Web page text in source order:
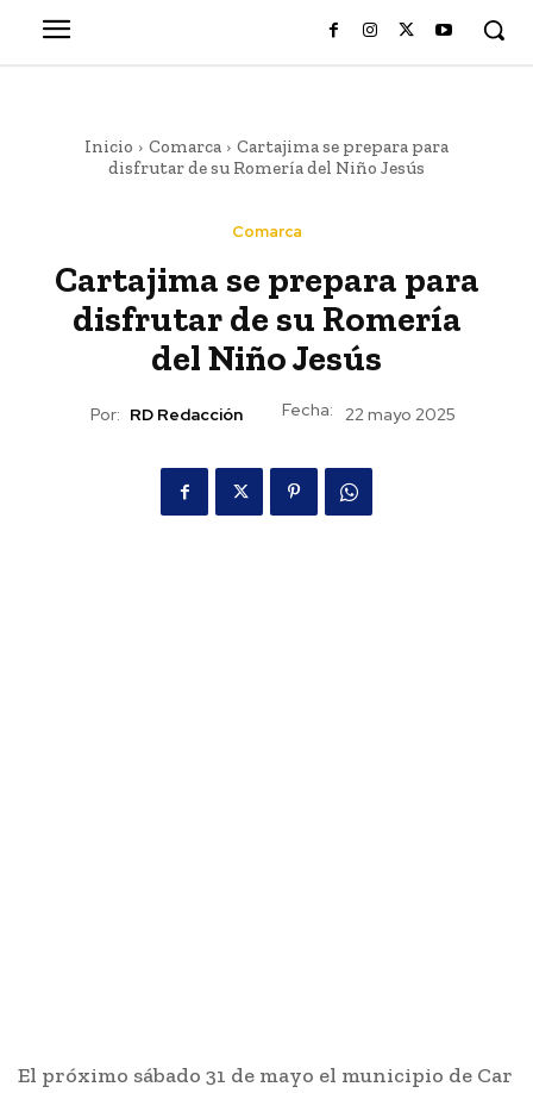
Inicio Comarca
Cartajima se prepara para
disfrutar de su Romería del Niño Jesús
Comarca
Cartajima se prepara para
disfrutar de su Romería
del Niño Jesús
Por: RD Redacción Fecha: 22 mayo 2025
El próximo sábado 31 de mayo el municipio de Car